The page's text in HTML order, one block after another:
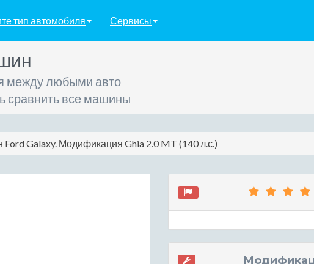
тип автомобиля Сервисы
между любыми авто
сравнить все машины
Ford Galaxy. Модификация Ghia 2.0 MT (140 л.с.)